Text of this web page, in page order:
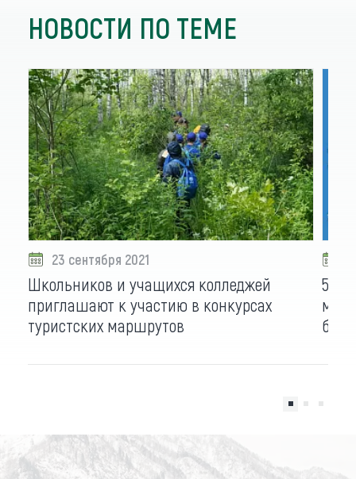
НОВОСТИ ПО ТЕМЕ
23 сентября 2021
Школьников и учащихся колледжей
приглашают к участию в конкурсах
туристских маршрутов
50